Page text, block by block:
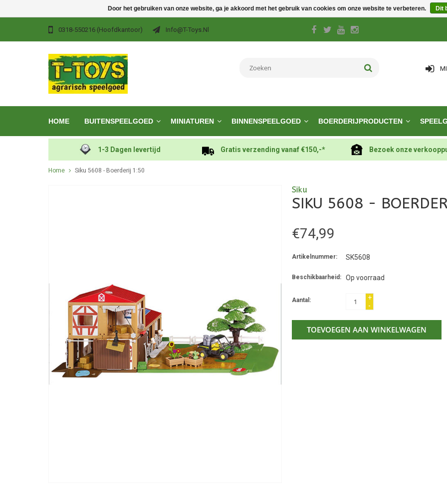
0318-550216 (hoofdkantoor) Info@t-Toys.nl
HOME BUITENSPEELGOED MINIATUREN BINNENSPEELGOED BOERDERIJPRODUCTEN
1-3 Dagen levertijd Gratis verzending vanaf €150,-* Bezoek onze
Home Siku 5608 - Boerderij 1:50
Siku
SIKU 5608 -
€74,99
Artikelnummer: SK5608
Beschikbaarheid: Op voorraad
Aantal:
+
-
TOEVOEGEN AAN WINKELWAGEN
Door het gebruiken van onze website, ga je akkoord met het gebruik van cookies om onze website te verbeteren. Dit